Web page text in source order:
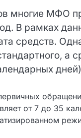
многие МФО
В рамках
средств.
а
от 7 до 35